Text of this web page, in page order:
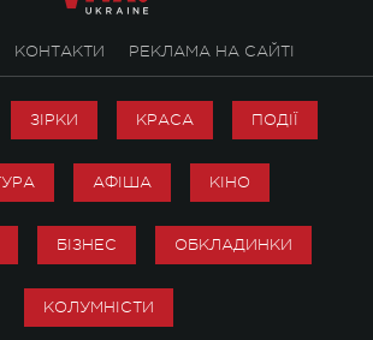
КОНТАКТИ РЕКЛАМА НА САЙТІ
ЗІРКИ КРАСА ПОДІЇ
АФІША КІНО
БІЗНЕС ОБКЛАДИНКИ
КОЛУМНІСТИ